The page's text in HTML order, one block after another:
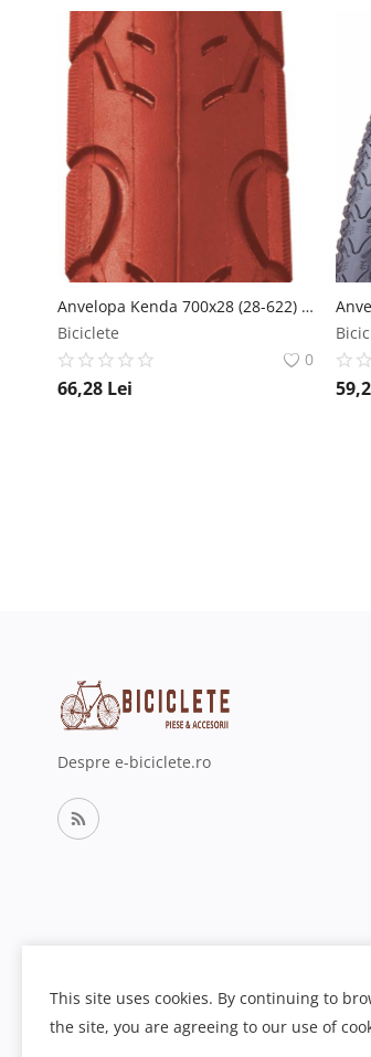
Anvelopa Kenda 700x28 (28-622) Kwest Color 22Tpi Rosu Kenda
Biciclete
0
66,28 Lei
Despre e-biciclete.ro
This site uses cookies. By continuing to
the site, you are agreeing to our use of